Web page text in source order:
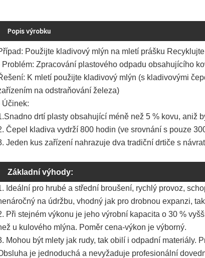
Popis výrobku
Použijte kladivový mlýn na mletí prášku
Problém: Zpracování plastového odpadu obsahujícího
K mletí použijte kladivový mlýn (s kladivovými
na odstraňování železa)
Účinek:
drtí plasty obsahující méně než 5 % kovu, aniž
Čepel kladiva vydrží 800 hodin (ve srovnání s pouze
Jeden kus zařízení nahrazuje dva tradiční drtiče s
Základní výhody:
Ideální pro hrubé a střední broušení, rychlý provoz,
na údržbu, vhodný jak pro drobnou expanzi,
Při stejném výkonu je jeho výrobní kapacita o 30 %
u kulového mlýna. Poměr cena-výkon je výborný.
Mohou být mlety jak rudy, tak obilí i odpadní materiály.
je jednoduchá a nevyžaduje profesionální